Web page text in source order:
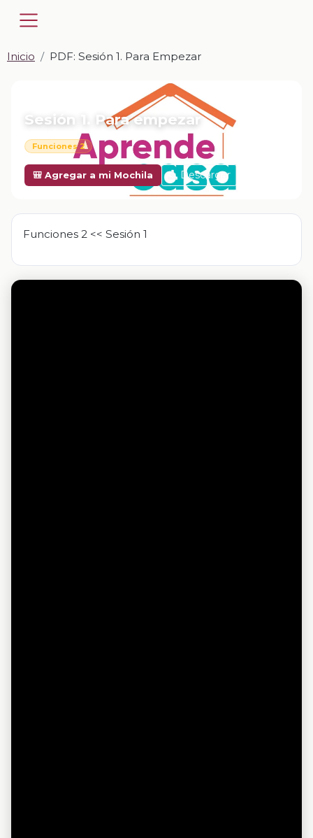
Inicio PDF: Sesión 1. Para Empezar
Sesión 1. Para empezar
Funciones 2
🎒 Agregar a mi Mochila Descargar
Funciones 2 << Sesión 1